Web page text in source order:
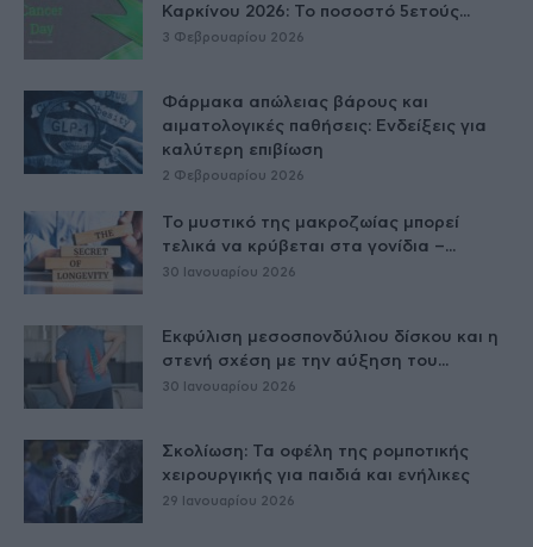
Καρκίνου 2026: Το ποσοστό 5ετούς...
3 Φεβρουαρίου 2026
Φάρμακα απώλειας βάρους και
αιματολογικές παθήσεις: Ενδείξεις για
καλύτερη επιβίωση
2 Φεβρουαρίου 2026
Το μυστικό της μακροζωίας μπορεί
τελικά να κρύβεται στα γονίδια –...
30 Ιανουαρίου 2026
Εκφύλιση μεσοσπονδύλιου δίσκου και η
στενή σχέση με την αύξηση του...
30 Ιανουαρίου 2026
Σκολίωση: Τα οφέλη της ρομποτικής
χειρουργικής για παιδιά και ενήλικες
29 Ιανουαρίου 2026